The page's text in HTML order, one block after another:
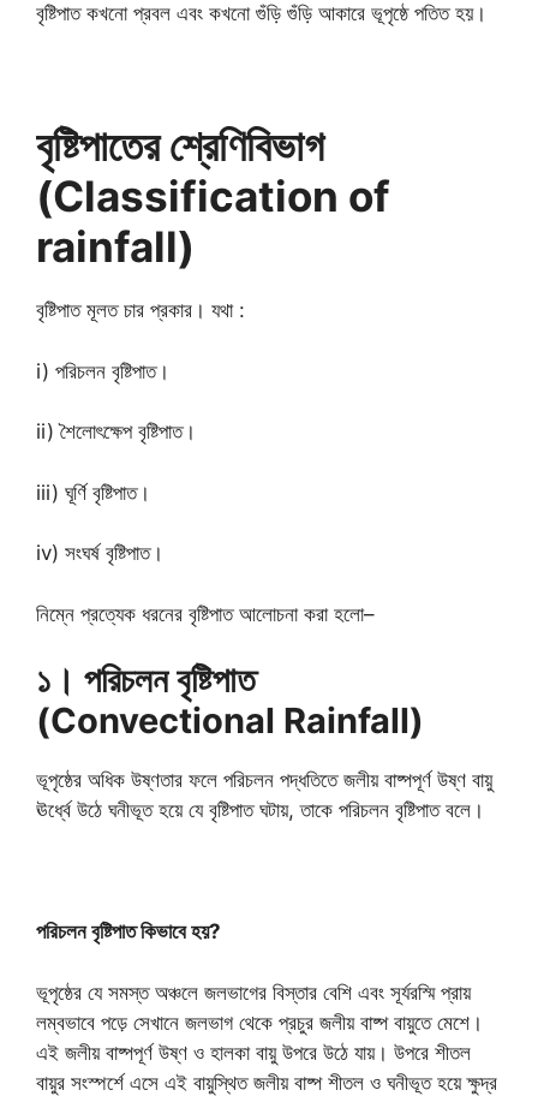
বৃষ্টিপাত কখনো প্রবল এবং কখনো গুঁড়ি গুঁড়ি আকারে ভূপৃষ্ঠে পতিত হয়।
বৃষ্টিপাতের শ্রেণিবিভাগ
(Classification of
rainfall)
বৃষ্টিপাত মূলত চার প্রকার। যথা :
i) পরিচলন বৃষ্টিপাত।
ii) শৈলোৎক্ষেপ বৃষ্টিপাত।
iii) ঘূর্ণি বৃষ্টিপাত।
iv) সংঘর্ষ বৃষ্টিপাত।
নিম্নে প্রত্যেক ধরনের বৃষ্টিপাত আলোচনা করা হলো–
১। পরিচলন বৃষ্টিপাত
(Convectional Rainfall)
ভূপৃষ্ঠের অধিক উষ্ণতার ফলে পরিচলন পদ্ধতিতে জলীয় বাষ্পপূর্ণ উষ্ণ বায়ু
ঊর্ধ্বে উঠে ঘনীভূত হয়ে যে বৃষ্টিপাত ঘটায়, তাকে পরিচলন বৃষ্টিপাত বলে।
পরিচলন বৃষ্টিপাত কিভাবে হয়?
ভূপৃষ্ঠের যে সমস্ত অঞ্চলে জলভাগের বিস্তার বেশি এবং সূর্যরস্মি প্রায়
লম্বভাবে পড়ে সেখানে জলভাগ থেকে প্রচুর জলীয় বাষ্প বায়ুতে মেশে।
এই জলীয় বাষ্পপূর্ণ উষ্ণ ও হালকা বায়ু উপরে উঠে যায়। উপরে শীতল
বায়ুর সংস্পর্শে এসে এই বায়ুস্থিত জলীয় বাষ্প শীতল ও ঘনীভূত হয়ে ক্ষুদ্র